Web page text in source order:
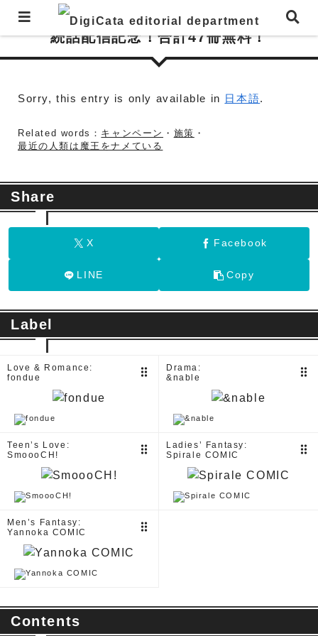
(日本語) 「最近の人類は魔王をナメている」
続話配信記念！合計47冊無料！
Sorry, this entry is only available in 日本語.
Related words： キャンペーン ・ 施策 ・
最近の人類は魔王をナメている
Share
X Facebook
LINE Copy
Label
Love & Romance:
fondue
drag_indicator
Drama:
&nable
drag_indicator
Teen’s Love:
SmoooCH!
drag_indicator
Ladies’ Fantasy:
Spirale COMIC
drag_indicator
Men’s Fantasy:
Yannoka COMIC
drag_indicator
Contents